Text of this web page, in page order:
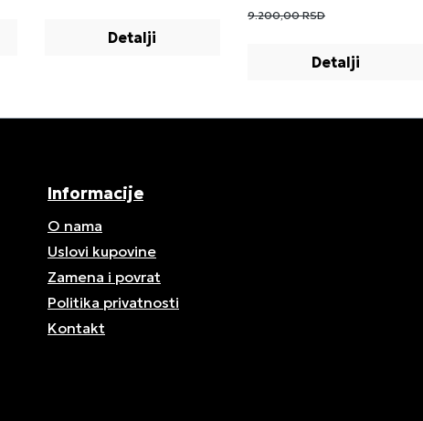
Detalji
9.200,00 RSD
Detalji
Informacije
O nama
Uslovi kupovine
Zamena i povrat
Politika privatnosti
Kontakt